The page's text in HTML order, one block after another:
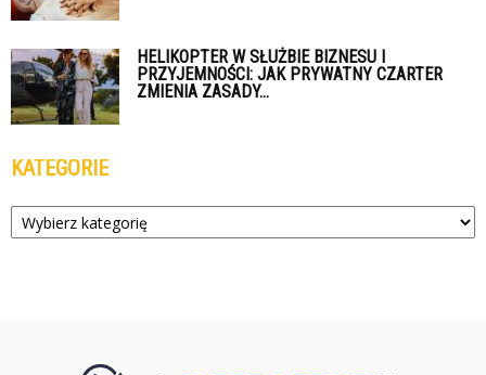
HELIKOPTER W SŁUŻBIE BIZNESU I
PRZYJEMNOŚCI: JAK PRYWATNY CZARTER
ZMIENIA ZASADY...
KATEGORIE
Kategorie